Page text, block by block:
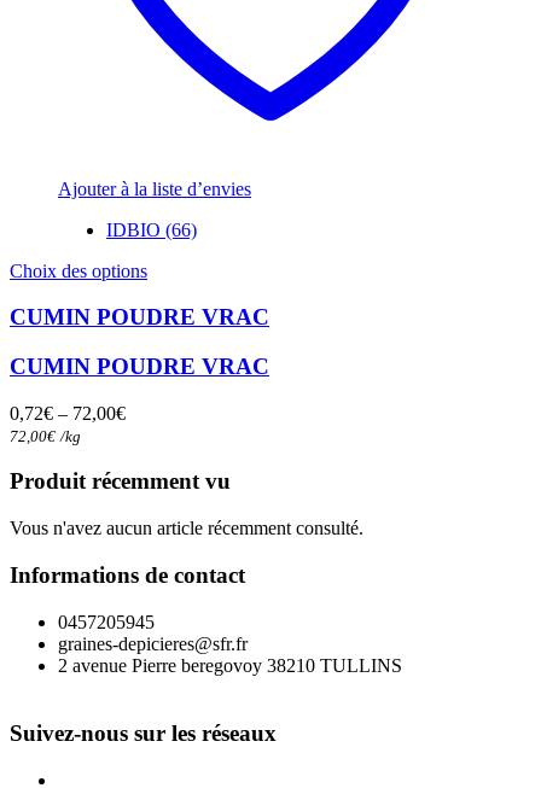
Ajouter à la liste d’envies
IDBIO (66)
Choix des optionsCe
a
variations.
Les
sur
page
produit
CUMIN POUDRE VRAC
CUMIN POUDRE VRAC
0,72€ – 72,00€
72,00€ /kg
Produit récemment vu
Vous n'avez aucun article récemment consulté.
Informations de contact
0457205945
graines-depicieres@sfr.fr
2 avenue Pierre beregovoy 38210 TULLINS
Suivez-nous sur les réseaux